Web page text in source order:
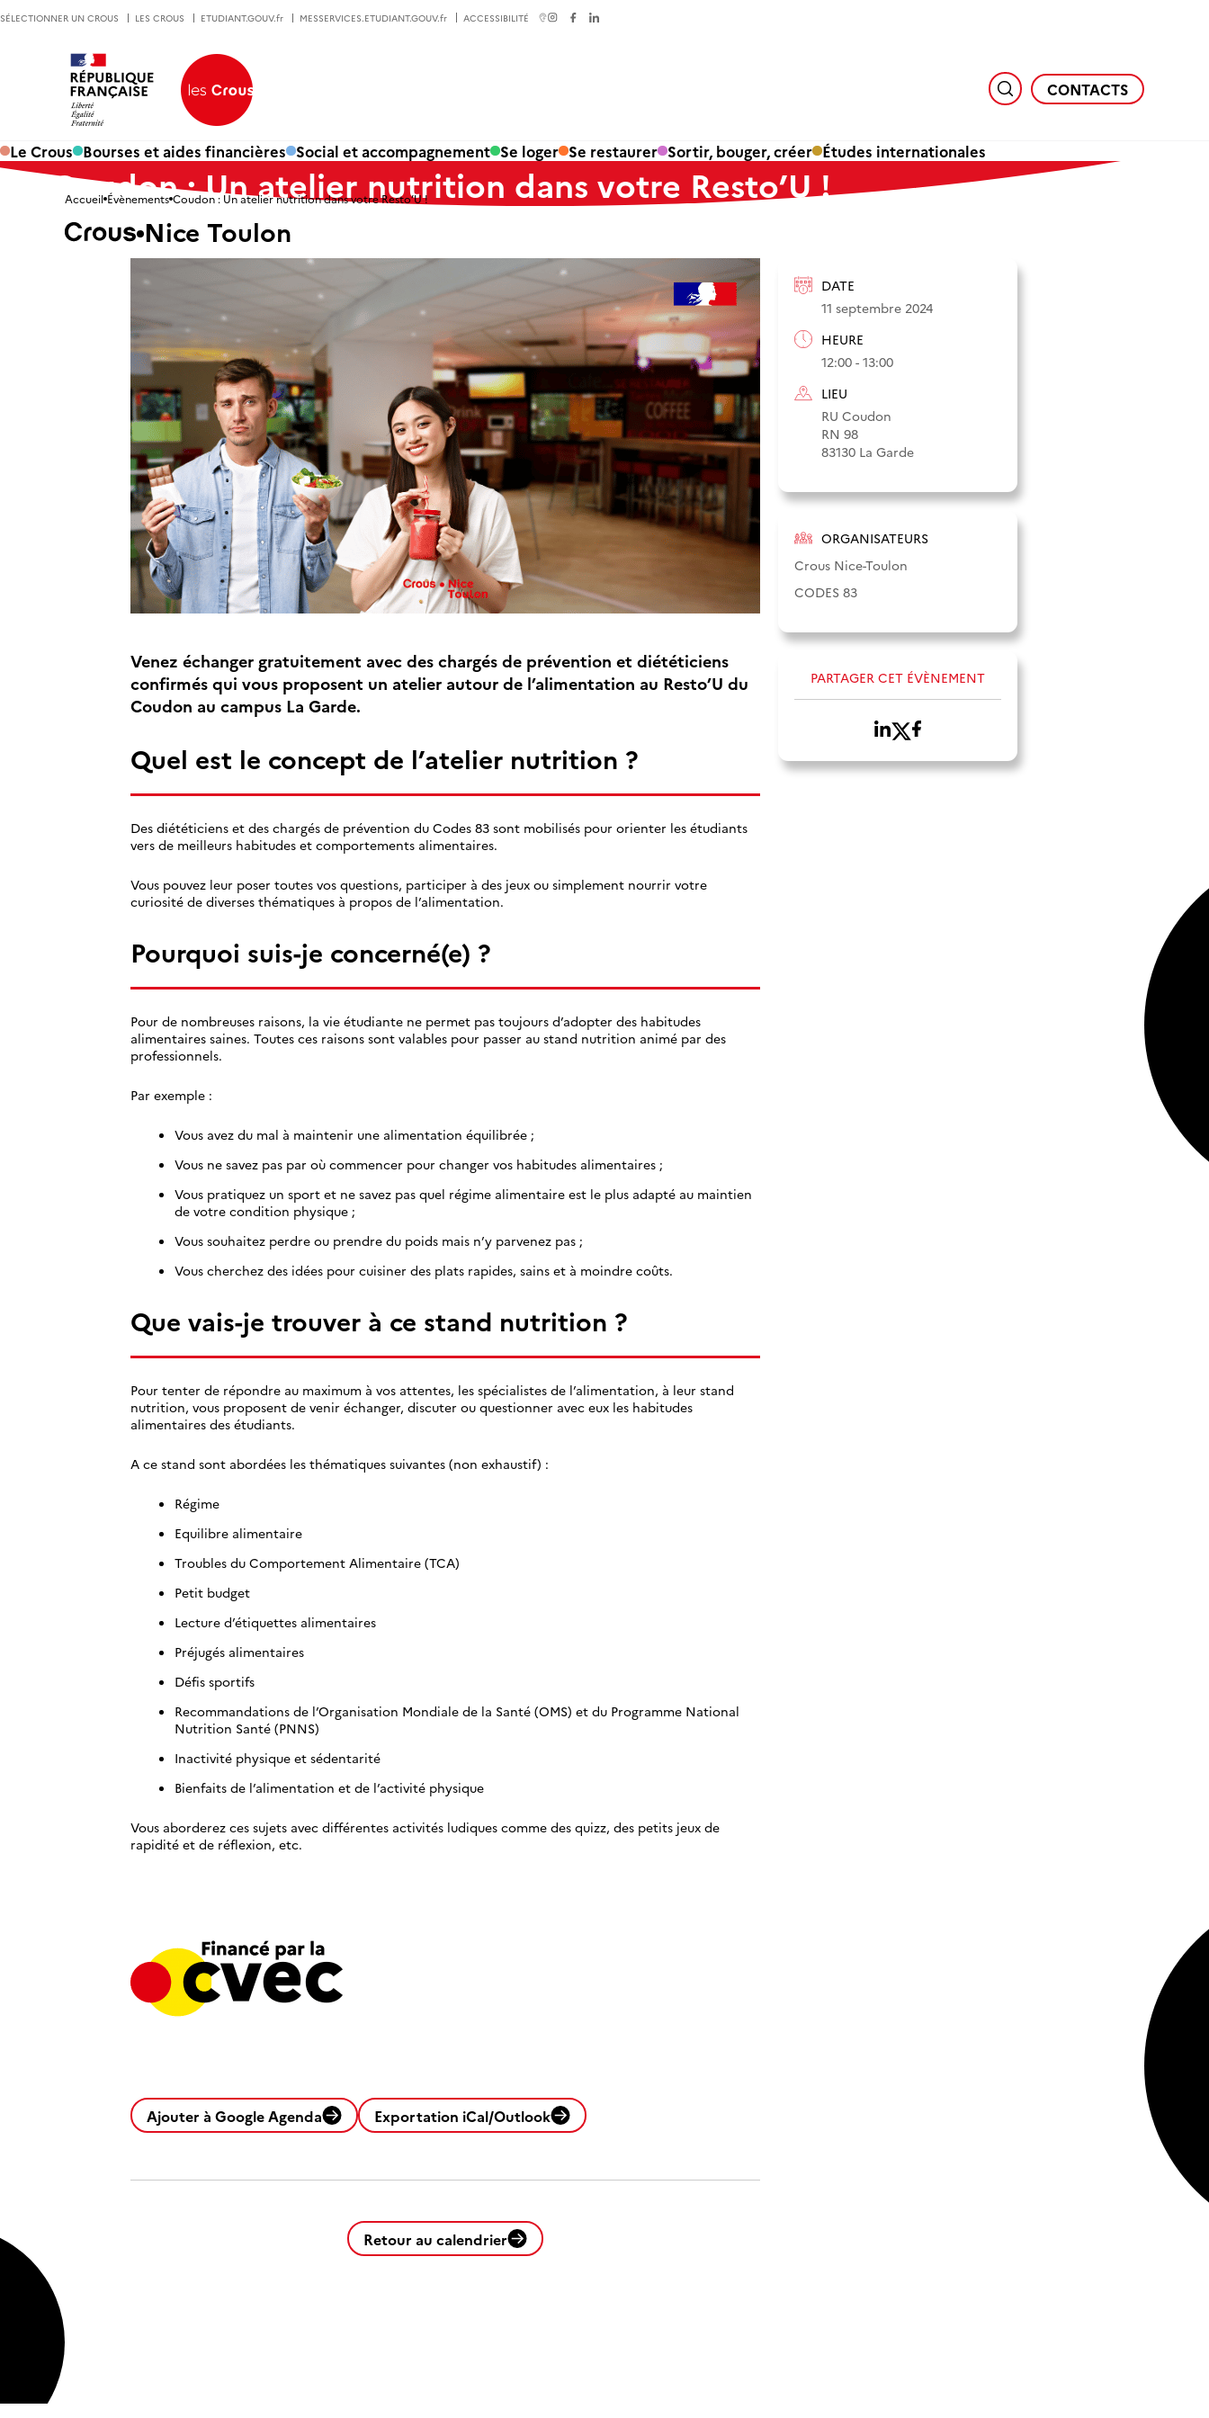
SÉLECTIONNER UN CROUS LES CROUS ETUDIANT.GOUV.fr MESSERVICES.ETUDIANT.GOUV.fr ACCESSIBILITÉ
CONTACTS
Le Crous Bourses et aides financières Social et accompagnement Se loger Se restaurer Sortir, bouger, créer Études internationales
Accueil Évènements Coudon : Un atelier nutrition dans votre Resto’U !
Nice Toulon
Coudon : Un atelier nutrition dans votre Resto’U !
DATE
11 septembre 2024
HEURE
12:00 - 13:00
LIEU
RU Coudon
RN 98
83130 La Garde
ORGANISATEURS
Crous Nice-Toulon
CODES 83
PARTAGER CET ÉVÈNEMENT
Venez échanger gratuitement avec des chargés de prévention et diététiciens
confirmés qui vous proposent un atelier autour de l’alimentation au Resto’U du
Coudon au campus La Garde.
Quel est le concept de l’atelier nutrition ?
Des diététiciens et des chargés de prévention du Codes 83 sont mobilisés pour orienter les étudiants
vers de meilleurs habitudes et comportements alimentaires.
Vous pouvez leur poser toutes vos questions, participer à des jeux ou simplement nourrir votre
curiosité de diverses thématiques à propos de l’alimentation.
Pourquoi suis-je concerné(e) ?
Pour de nombreuses raisons, la vie étudiante ne permet pas toujours d’adopter des habitudes
alimentaires saines. Toutes ces raisons sont valables pour passer au stand nutrition animé par des
professionnels.
Par exemple :
Vous avez du mal à maintenir une alimentation équilibrée ;
Vous ne savez pas par où commencer pour changer vos habitudes alimentaires ;
Vous pratiquez un sport et ne savez pas quel régime alimentaire est le plus adapté au maintien
de votre condition physique ;
Vous souhaitez perdre ou prendre du poids mais n’y parvenez pas ;
Vous cherchez des idées pour cuisiner des plats rapides, sains et à moindre coûts.
Que vais-je trouver à ce stand nutrition ?
Pour tenter de répondre au maximum à vos attentes, les spécialistes de l’alimentation, à leur stand
nutrition, vous proposent de venir échanger, discuter ou questionner avec eux les habitudes
alimentaires des étudiants.
A ce stand sont abordées les thématiques suivantes (non exhaustif) :
Régime
Equilibre alimentaire
Troubles du Comportement Alimentaire (TCA)
Petit budget
Lecture d’étiquettes alimentaires
Préjugés alimentaires
Défis sportifs
Recommandations de l’Organisation Mondiale de la Santé (OMS) et du Programme National
Nutrition Santé (PNNS)
Inactivité physique et sédentarité
Bienfaits de l’alimentation et de l’activité physique
Vous aborderez ces sujets avec différentes activités ludiques comme des quizz, des petits jeux de
rapidité et de réflexion, etc.
Ajouter à Google Agenda Exportation iCal/Outlook
Retour au calendrier